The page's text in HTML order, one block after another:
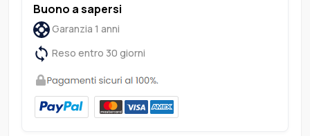
Buono a sapersi
Garanzia 1 anni
Reso entro 30 giorni